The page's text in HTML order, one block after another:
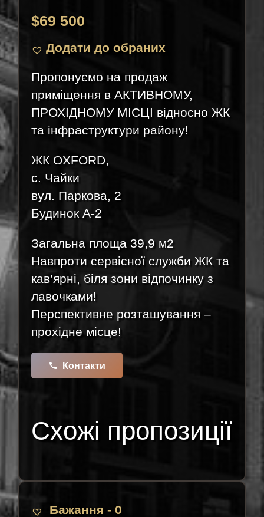
$69 500
Додати до обраних
Пропонуємо на продаж
приміщення в АКТИВНОМУ,
ПРОХІДНОМУ МІСЦІ відносно ЖК
та інфраструктури району!
ЖК OXFORD,
с. Чайки
вул. Паркова, 2
Будинок А-2
Загальна площа 39,9 м2
Навпроти сервісної служби ЖК та
кав’ярні, біля зони відпочинку з
лавочками!
Перспективне розташування –
прохідне місце!
call Контакти
Схожі пропозиції
Бажання - 0